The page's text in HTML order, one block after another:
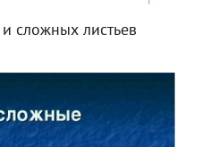
сложных листьев